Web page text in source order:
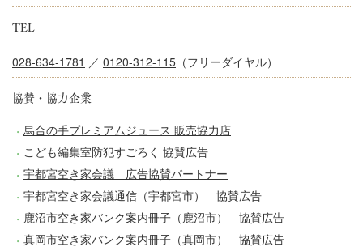
TEL
028-634-1781 ／ 0120-312-115 （フリーダイヤル）
協賛・ 協力企業
烏合の手プレミアムジュース 販売協力店
こども編集室防犯すごろく 協賛広告
宇都宮空き家会議 広告協賛パートナー
宇都宮空き家会議通信（宇都宮市） 協賛広告
鹿沼市空き家バンク案内冊子（鹿沼市） 協賛広告
真岡市空き家バンク案内冊子（真岡市） 協賛広告